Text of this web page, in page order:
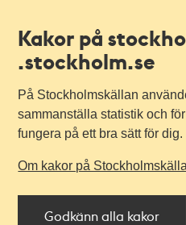
Kakor på
.stockholm.se
På Stockholmskällan
sammanställa statistik och
fungera på ett bra sätt för dig.
Om kakor på
Godkänn alla kakor